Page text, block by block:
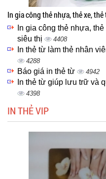
In gia công thẻ nhựa, thẻ xe,
In gia công thẻ nhựa,
siêu thị
4408
In thẻ từ làm thẻ nhân
4288
Báo giá in thẻ từ 4942
In thẻ từ giúp lưu trữ và
4398
IN THẺ VIP